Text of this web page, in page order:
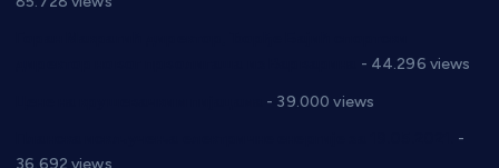
- 44.296 views
- 39.000 views
-